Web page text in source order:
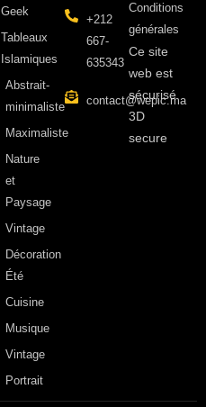
Geek
Tableaux
Islamiques
Abstrait-
minimaliste
Maximaliste
Nature
et
Paysage
Vintage
Décoration
Été
Cuisine
Musique
Vintage
Portrait
+212
667-
635343
contact@wepic.ma
Conditions
générales
Ce site
web est
sécurisé
3D
secure